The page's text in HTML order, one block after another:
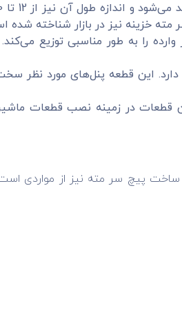
را به طور مناسبی توزیع
دارد. این قطعه پنل‌های مورد نظر
قطعات در زمینه نصب قطعات
ساخت پیچ سر مته نیز از مواردی